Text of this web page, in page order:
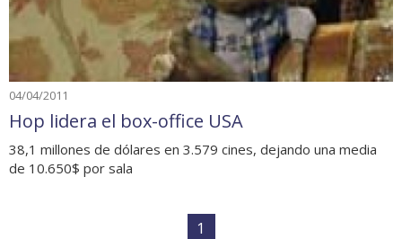
04/04/2011
Hop lidera el box-office USA
38,1 millones de dólares en 3.579 cines, dejando una media
de 10.650$ por sala
1